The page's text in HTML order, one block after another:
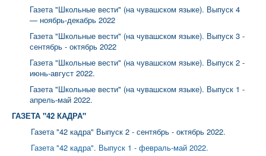
Газета "Школьные вести" (на чувашском языке). Выпуск 4
— ноябрь-декабрь 2022
Газета "Школьные вести" (на чувашском языке). Выпуск 3 -
сентябрь - октябрь 2022
Газета "Школьные вести" (на чувашском языке). Выпуск 2 -
июнь-август 2022.
Газета "Школьные вести" (на чувашском языке). Выпуск 1 -
апрель-май 2022.
ГАЗЕТА "42 КАДРА"
Газета "42 кадра" Выпуск 2 - сентябрь - октябрь 2022.
Газета "42 кадра". Выпуск 1 - февраль-май 2022.